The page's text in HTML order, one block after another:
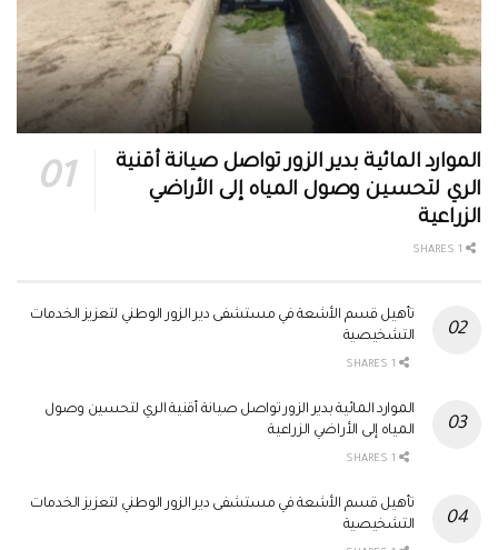
الموارد المائية بدير الزور تواصل صيانة أقنية
الري لتحسين وصول المياه إلى الأراضي
الزراعية
تأهيل قسم الأشعة في مستشفى دير الزور الوطني لتعزيز الخدمات
التشخيصية
الموارد المائية بدير الزور تواصل صيانة أقنية الري لتحسين وصول
المياه إلى الأراضي الزراعية
تأهيل قسم الأشعة في مستشفى دير الزور الوطني لتعزيز الخدمات
التشخيصية